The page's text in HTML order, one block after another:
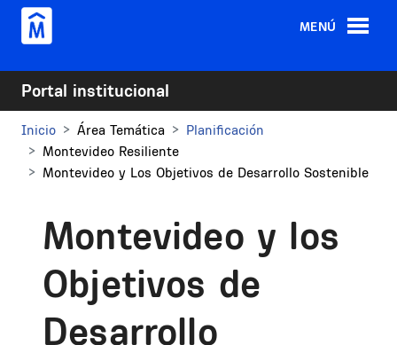
Pasar al contenido principal
MENÚ
Portal institucional
Inicio Área Temática
Planificación
Montevideo Resiliente
Montevideo y Los Objetivos de Desarrollo Sostenible
Montevideo y los
Objetivos de
Desarrollo